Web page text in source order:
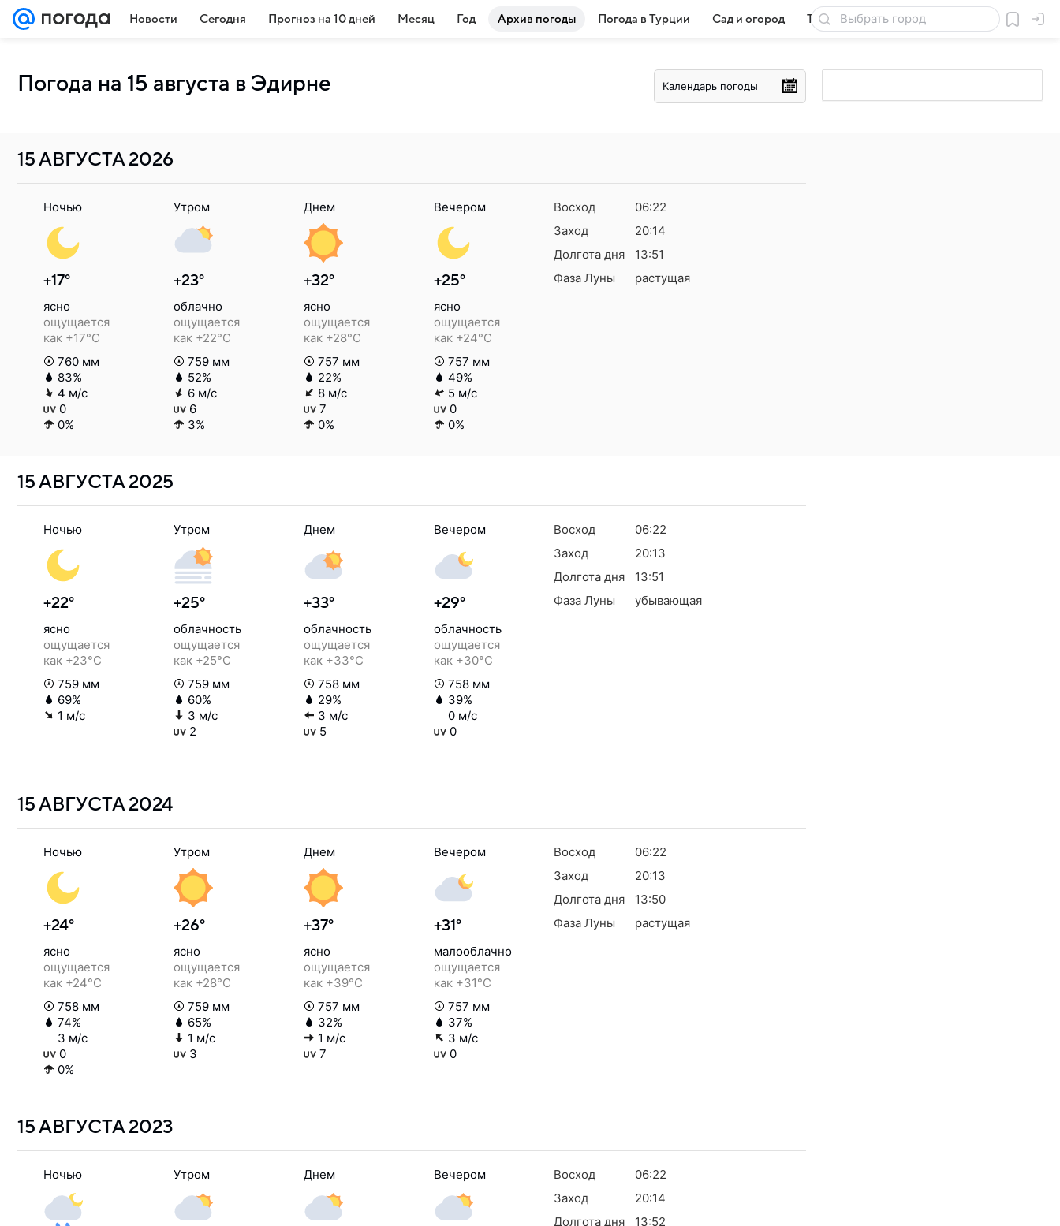
Новости Сегодня Прогноз на 10 дней Месяц Год Архив погоды Погода в Турции Сад и огород Товары для дачи
Погода на 15 августа в Эдирне Календарь погоды
15 АВГУСТА2026
Ночью
+17°
ясно
ощущается
как +17°C
760 мм
83%
4 м/с
0
0%
Утром
+23°
облачно
ощущается
как +22°C
759 мм
52%
6 м/с
6
3%
Днем
+32°
ясно
ощущается
как +28°C
757 мм
22%
8 м/с
7
0%
Вечером
+25°
ясно
ощущается
как +24°C
757 мм
49%
5 м/с
0
0%
Восход
06:22
Заход
20:14
Долгота дня
13:51
Фаза Луны
растущая
15 АВГУСТА2025
Ночью
+22°
ясно
ощущается
как +23°C
759 мм
69%
1 м/с
Утром
+25°
облачность
ощущается
как +25°C
759 мм
60%
3 м/с
2
Днем
+33°
облачность
ощущается
как +33°C
758 мм
29%
3 м/с
5
Вечером
+29°
облачность
ощущается
как +30°C
758 мм
39%
0 м/с
0
Восход
06:22
Заход
20:13
Долгота дня
13:51
Фаза Луны
убывающая
15 АВГУСТА2024
Ночью
+24°
ясно
ощущается
как +24°C
758 мм
74%
3 м/с
0
0%
Утром
+26°
ясно
ощущается
как +28°C
759 мм
65%
1 м/с
3
Днем
+37°
ясно
ощущается
как +39°C
757 мм
32%
1 м/с
7
Вечером
+31°
малооблачно
ощущается
как +31°C
757 мм
37%
3 м/с
0
Восход
06:22
Заход
20:13
Долгота дня
13:50
Фаза Луны
растущая
15 АВГУСТА2023
Ночью Утром Днем Вечером Восход
06:22
Заход
20:14
Долгота дня
13:52